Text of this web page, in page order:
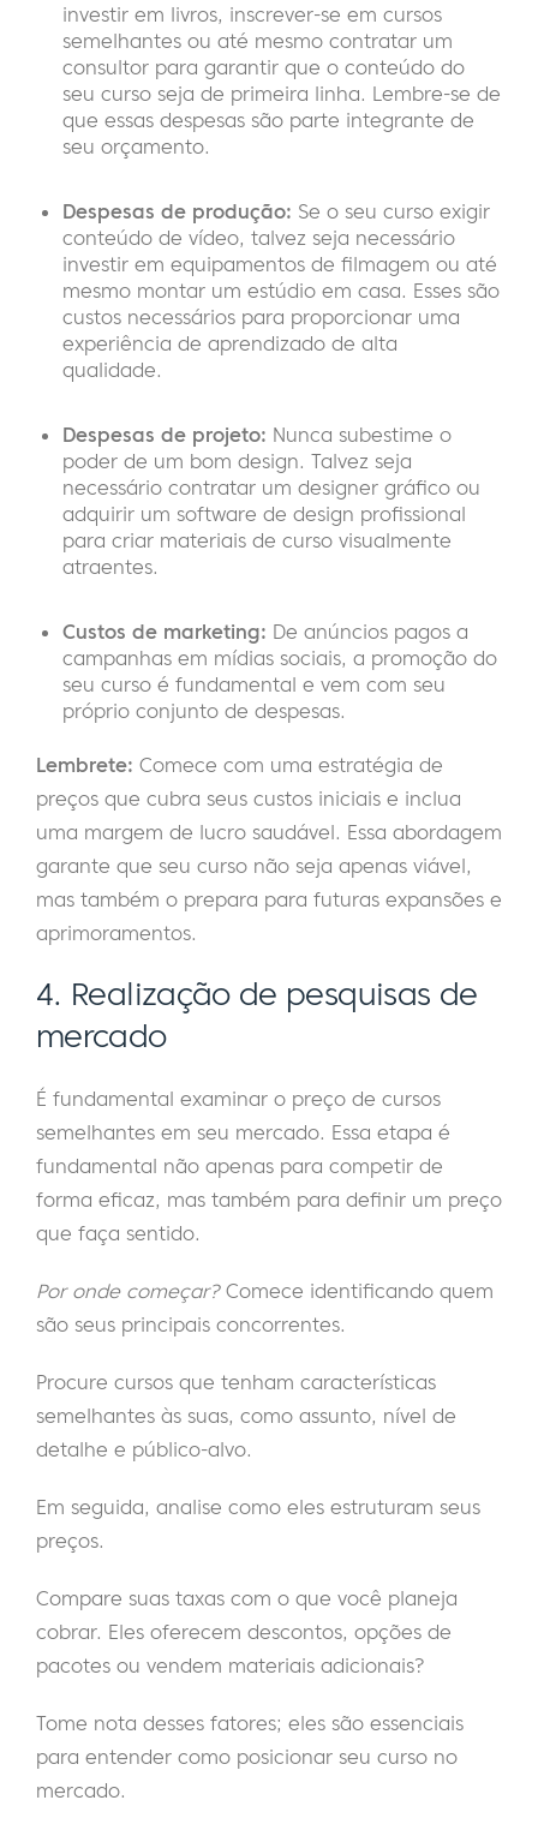
investir em livros, inscrever-se em cursos
semelhantes ou até mesmo contratar um
consultor para garantir que o conteúdo do
seu curso seja de primeira linha. Lembre-se de
que essas despesas são parte integrante de
seu orçamento.
Despesas de produção: Se o seu curso exigir
conteúdo de vídeo, talvez seja necessário
investir em equipamentos de filmagem ou até
mesmo montar um estúdio em casa. Esses são
custos necessários para proporcionar uma
experiência de aprendizado de alta
qualidade.
Despesas de projeto: Nunca subestime o
poder de um bom design. Talvez seja
necessário contratar um designer gráfico ou
adquirir um software de design profissional
para criar materiais de curso visualmente
atraentes.
Custos de marketing: De anúncios pagos a
campanhas em mídias sociais, a promoção do
seu curso é fundamental e vem com seu
próprio conjunto de despesas.
Lembrete: Comece com uma estratégia de
preços que cubra seus custos iniciais e inclua
uma margem de lucro saudável. Essa abordagem
garante que seu curso não seja apenas viável,
mas também o prepara para futuras expansões e
aprimoramentos.
4. Realização de pesquisas de
mercado
É fundamental examinar o preço de cursos
semelhantes em seu mercado. Essa etapa é
fundamental não apenas para competir de
forma eficaz, mas também para definir um preço
que faça sentido.
Por onde começar?Comece identificando quem
são seus principais concorrentes.
Procure cursos que tenham características
semelhantes às suas, como assunto, nível de
detalhe e público-alvo.
Em seguida, analise como eles estruturam seus
preços.
Compare suas taxas com o que você planeja
cobrar. Eles oferecem descontos, opções de
pacotes ou vendem materiais adicionais?
Tome nota desses fatores; eles são essenciais
para entender como posicionar seu curso no
mercado.